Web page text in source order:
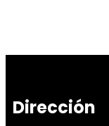
Dirección